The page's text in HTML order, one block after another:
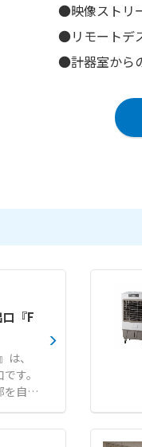
●映像ストリ
●リモートデ
●計器室から
『F
は、
す。
を自動
口を
位置へ